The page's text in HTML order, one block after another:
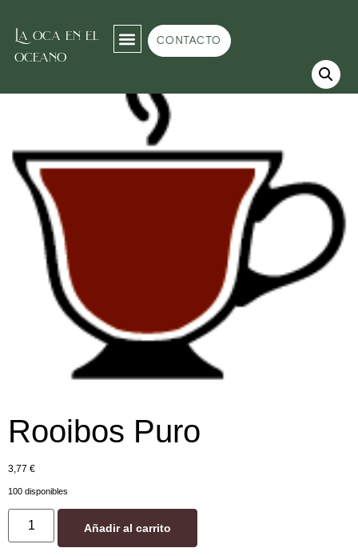
La oca en el
oceano
CONTACTO
Inicio /Tea room/ Rooibos/ Rooibos Puro
Rooibos Puro
3,77 €
100 disponibles
Añadir al carrito